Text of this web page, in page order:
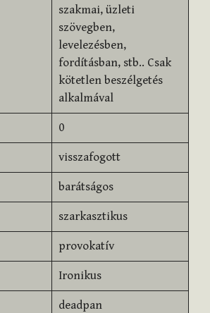
szakmai, üzleti
szövegben,
levelezésben,
fordításban, stb.. Csak
kötetlen beszélgetés
alkalmával
0
visszafogott
barátságos
szarkasztikus
provokatív
Ironikus
deadpan